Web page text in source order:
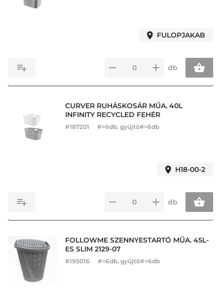
FULOPJAKAB
db
CURVER RUHÁSKOSÁR MŰA. 40L
INFINITY RECYCLED FEHÉR
#187201 #=6db, gyűjtő#=6db
H18-00-2
db
FOLLOWME SZENNYESTARTÓ MŰA. 45L-
ES SLIM 2129-07
#195016 #=6db, gyűjtő#=6db